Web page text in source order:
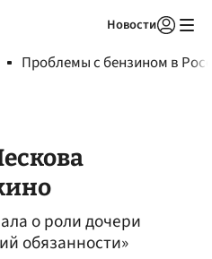
Новости
Проблемы с бензином в
о роли дочери
обязанности»